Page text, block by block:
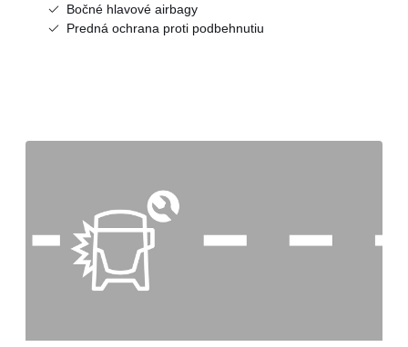
Bočné hlavové airbagy
Predná ochrana proti podbehnutiu